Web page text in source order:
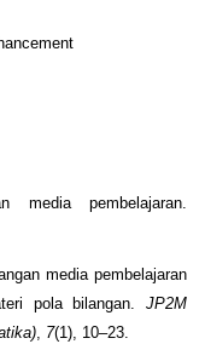
media pembelajaran.
media pembelajaran
pola bilangan. JP2M
7(1), 10–23.